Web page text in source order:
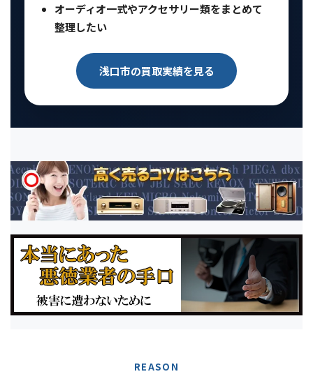
オーディオ一式やアクセサリー類をまとめて
整理したい
浅口市の買取実績を見る
REASON